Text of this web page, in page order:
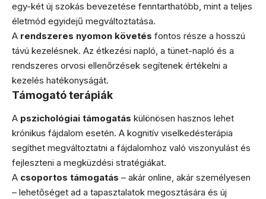
egy-két új szokás bevezetése fenntarthatóbb, mint a teljes
életmód egyidejű megváltoztatása.
A rendszeres nyomon követés fontos része a hosszú
távú kezelésnek. Az étkezési napló, a tünet-napló és a
rendszeres orvosi ellenőrzések segítenek értékelni a
kezelés hatékonyságát.
Támogató terápiák
A pszichológiai támogatás különösen hasznos lehet
krónikus fájdalom esetén. A kognitív viselkedésterápia
segíthet megváltoztatni a fájdalomhoz való viszonyulást és
fejleszteni a megküzdési stratégiákat.
A csoportos támogatás – akár online, akár személyesen
– lehetőséget ad a tapasztalatok megosztására és új